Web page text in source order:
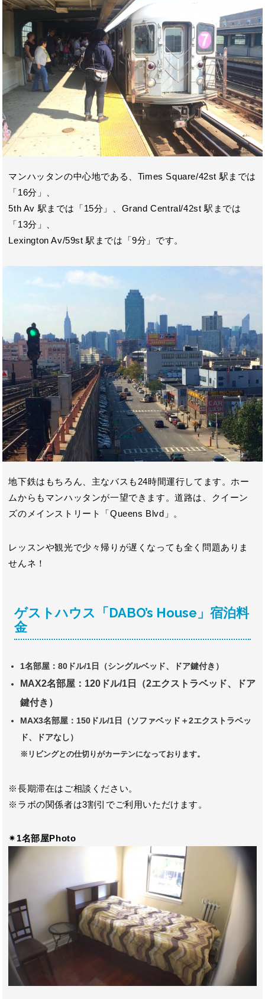
マンハッタンの中心地である、Times Square/42st 駅までは
「16分」、
5th Av 駅までは「15分」、Grand Central/42st 駅までは
「13分」、
Lexington Av/59st 駅までは「9分」です。
地下鉄はもちろん、主なバスも24時間運行してます。ホー
ムからもマンハッタンが一望できます。道路は、クイーン
ズのメインストリート「Queens Blvd」。
レッスンや観光で少々帰りが遅くなっても全く問題ありま
せんネ！
ゲストハウス「DABO’s House」宿泊料
金
1名部屋：80ドル/1日（シングルベッド、ドア鍵付き）
MAX2名部屋：120ドル/1日（2エクストラベッド、ドア
鍵付き）
MAX3名部屋：150ドル/1日（ソファベッド＋2エクストラベッ
ド、ドアなし）
※リビングとの仕切りがカーテンになっております。
※長期滞在はご相談ください。
※ラボの関係者は3割引でご利用いただけます。
✴︎1名部屋Photo